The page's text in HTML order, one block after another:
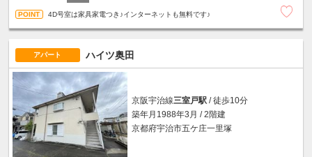
4D号室は家具家電つき♪インターネットも無料です♪
アパート ハイツ奥田
京阪宇治線三室戸駅/ 徒歩10分
築年月1988年3月 / 2階建
京都府宇治市五ケ庄一里塚